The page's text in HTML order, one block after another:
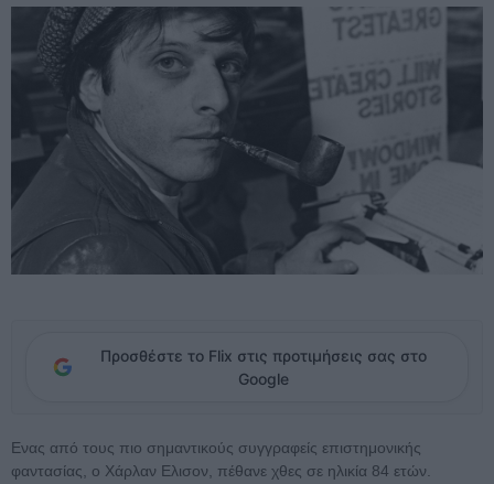
Προσθέστε το Flix στις προτιμήσεις σας στο
Google
Ενας από τους πιο σημαντικούς συγγραφείς επιστημονικής
φαντασίας, ο Χάρλαν Ελισον, πέθανε χθες σε ηλικία 84 ετών.